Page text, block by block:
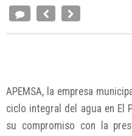
APEMSA, la empresa
ciclo integral del agua en El
su compromiso con la